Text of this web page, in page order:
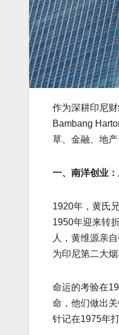
作为深耕印尼
Bambang
草、金融、地产
一、南洋创业
1920年，黄氏
1950年迎来转
人，黄维源亲
为印尼第二大烟
命运的考验在
命，他们做出
针记在1975年